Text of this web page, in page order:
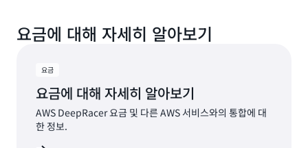
용하여 RL 모델을 생성 및 교육하고 이러한 모델을
AWS DeepRacer 차량에 수동으로 배포할 수 있습니
요금에 대해 자세히 알아보기
요금
요금에 대해 자세히 알아보기
AWS DeepRacer 요금 및 다른 AWS 서비스와의 통합에 대
한 정보.